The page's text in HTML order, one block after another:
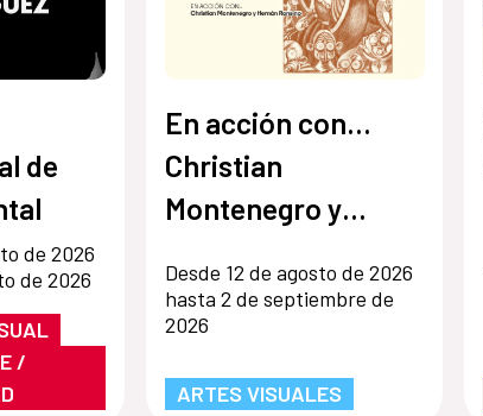
de
de 2026
de 2026
/
En acción con...
Christian
Montenegro y
Desde 12 de agosto de 2026
hasta 2 de septiembre de
2026
ARTES VISUALES